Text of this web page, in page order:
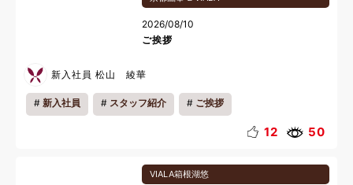
2026/08/10
ご挨拶
新入社員 松山 綾華
新入社員 スタッフ紹介 ご挨拶
12 50
VIALA箱根湖悠